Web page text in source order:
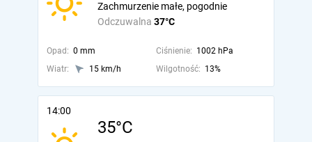
Odczuwalna 37°C
Zachmurzenie małe, pogodnie
Opad: 0 mm Ciśnienie: 1002 hPa
Wiatr:
15 km/h Wilgotność: 13%
14:00
35°C